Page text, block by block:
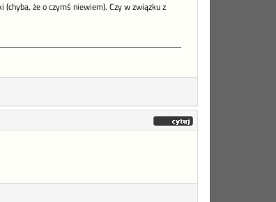
że o czymś niewiem). Czy w związku z